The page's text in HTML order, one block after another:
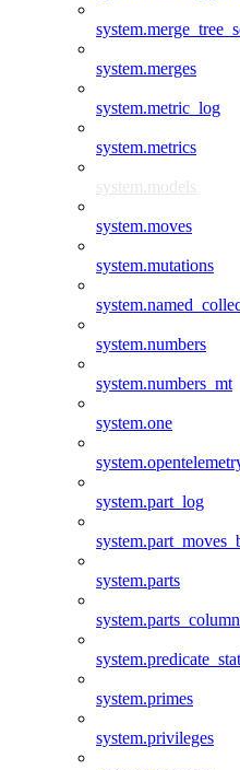
system.merges
system.metric_log
system.metrics
system.models
system.moves
system.mutations
system.numbers
system.numbers_mt
system.one
system.part_log
system.parts
system.primes
system.privileges